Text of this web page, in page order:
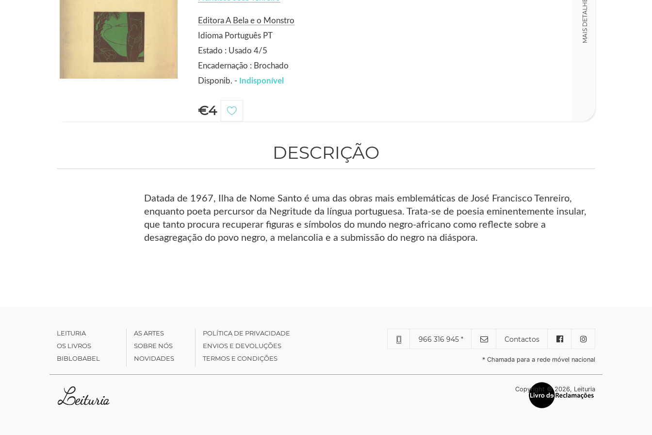
Editora A Bela e o Monstro
Idioma Português PT
Estado : Usado 4/5
Encadernação : Brochado
Disponib. - Indisponível
€4
MAIS DETALHES
DESCRIÇÃO
Datada de 1967, Ilha de Nome Santo é uma das obras mais emblemáticas de José Francisco Tenreiro,
enquanto poeta percursor da Negritude da língua portuguesa. Trata-se de poesia eminentemente insular,
que tanto procura recuperar figuras e símbolos do mundo negro-africano como reflecte sobre a
desagregação do povo negro, a melancolia e a submissão do negro na diáspora.
LEITURIA
OS LIVROS
BIBLOBABEL
AS ARTES
SOBRE NÓS
NOVIDADES
POLÍTICA DE PRIVACIDADE
ENVIOS E DEVOLUÇÕES
TERMOS E CONDIÇÕES
966 316 945 * Contactos
* Chamada para a rede móvel nacional
Copyright © 2026, Leituria